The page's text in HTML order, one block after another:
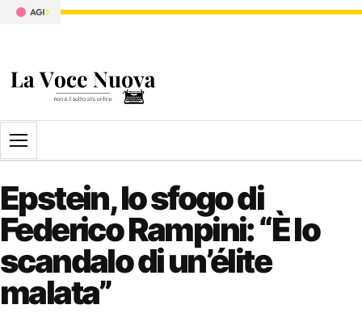
Apri il menu
Epstein, lo sfogo di
Federico Rampini: “È lo
scandalo di un’élite
malata”